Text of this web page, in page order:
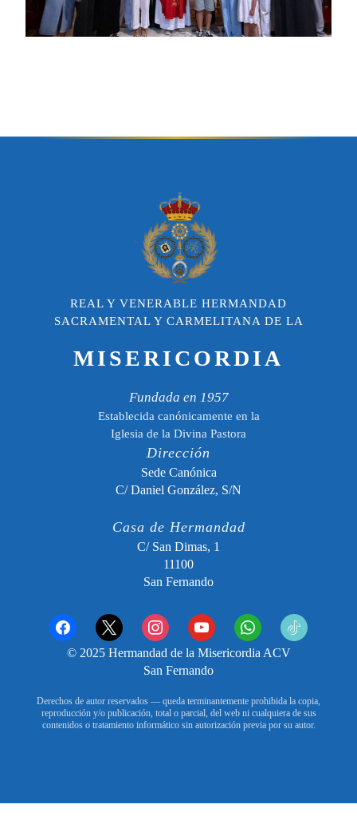
REAL Y VENERABLE HERMANDAD
SACRAMENTAL Y CARMELITANA DE LA
MISERICORDIA
Fundada en 1957
Establecida canónicamente en la
Iglesia de la Divina Pastora
Dirección
Sede Canónica
C/ Daniel González, S/N
Casa de Hermandad
C/ San Dimas, 1
11100
San Fernando
facebook x instagramyoutube whatsapp tiktok2
© 2025 Hermandad de la Misericordia ACV
San Fernando
Derechos de autor reservados — queda terminantemente prohibida la copia,
reproducción y/o publicación, total o parcial, del web ni cualquiera de sus
contenidos o tratamiento informático sin autorización previa por su autor.